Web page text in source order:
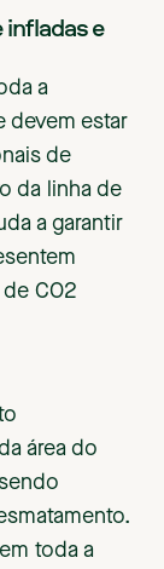
infladas e
a
devem estar
de
da linha de
a garantir
CO2
área do
toda a